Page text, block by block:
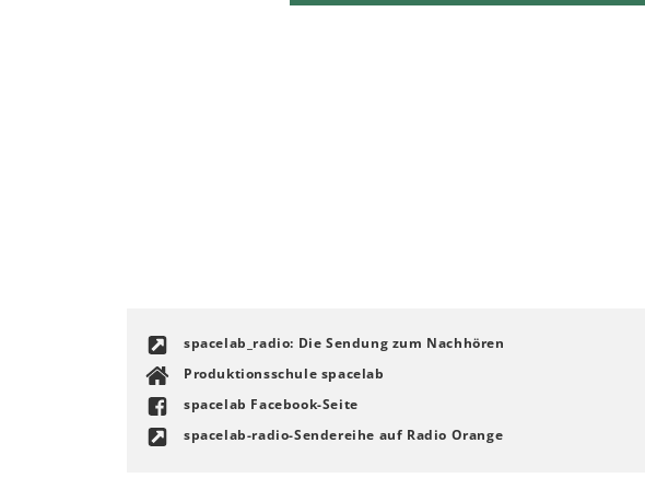
spacelab_radio: Die Sendung zum Nachhören
Produktionsschule spacelab
spacelab Facebook-Seite
spacelab-radio-Sendereihe auf Radio Orange